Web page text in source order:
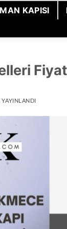
KAPISI
YAYINLANDI